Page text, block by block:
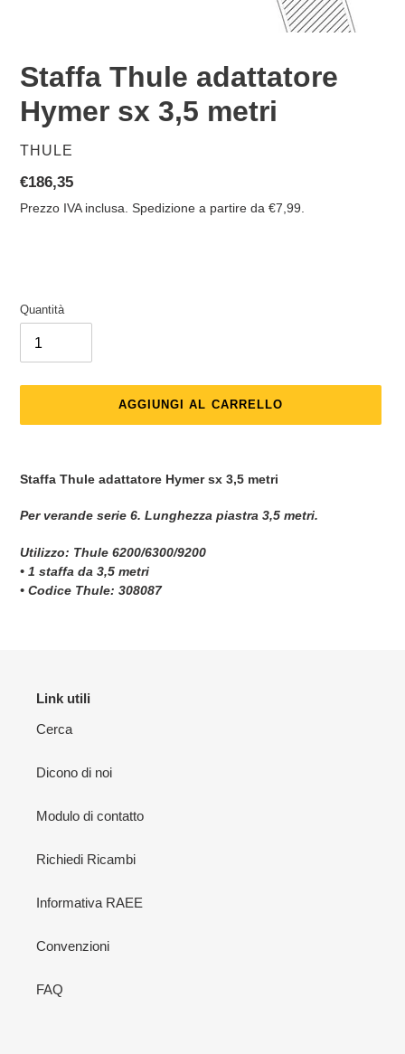
Staffa Thule adattatore
Hymer sx 3,5 metri
VENDITORE
THULE
Prezzo
di
€186,35
Prezzo IVA inclusa. Spedizione a partire da €7,99.
Quantità
AGGIUNGI AL CARRELLO
nel
Staffa Thule adattatore Hymer sx 3,5 metri
Per verande serie 6. Lunghezza piastra 3,5 metri.
Utilizzo: Thule 6200/6300/9200
• 1 staffa da 3,5 metri
• Codice Thule: 308087
Link utili
Cerca
Dicono di noi
Modulo di contatto
Richiedi Ricambi
Informativa RAEE
Convenzioni
FAQ